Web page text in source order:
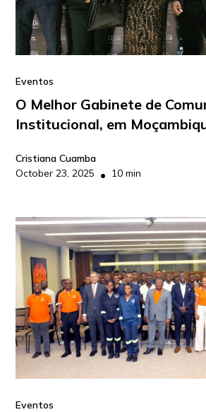
Eventos
O Melhor Gabinete de
Institucional, em
Cristiana Cuamba
October 23, 2025 • 10 min
Eventos